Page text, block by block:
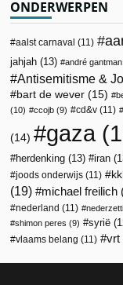
ONDERWERPEN
aalst carnaval (11)
jahjah (13) andré gantman
Antisemitisme &
bart de wever (15)
(10)
ccojb (9) cd&v (11)
(14) gaza
herdenking (13) iran
joods onderwijs (11)
(19)
michael freilich
nederland (11)
shimon peres (9) syrië
vlaams belang (11) vrt